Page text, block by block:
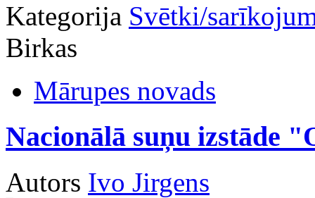
Kategorija Svētki/
Birkas
Mārupes novads
Nacionālā suņu izstāde
Autors Ivo Jirgens